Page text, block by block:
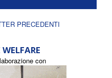
PRECEDENTI
con